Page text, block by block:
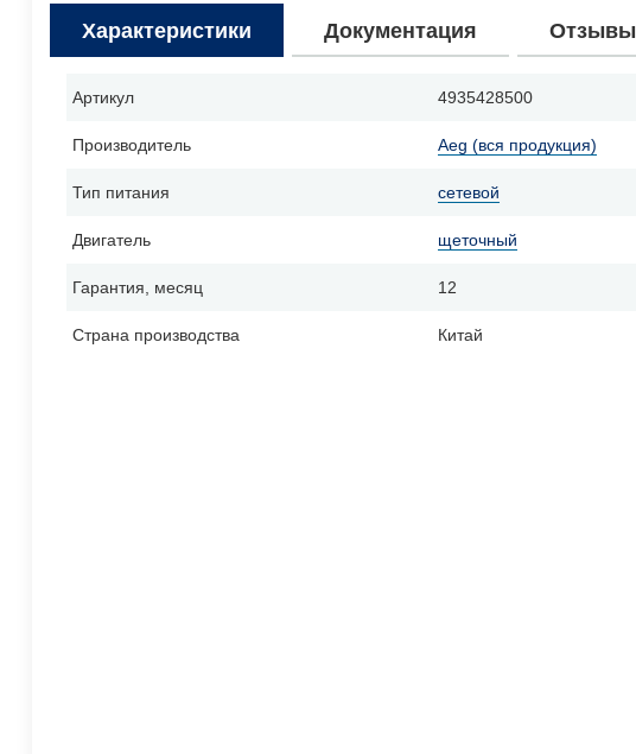
Характеристики Документация Отзывы
Артикул 4935428500
Производитель Aeg (вся продукция)
Тип питания сетевой
Двигатель щеточный
Гарантия, месяц 12
Страна производства Китай